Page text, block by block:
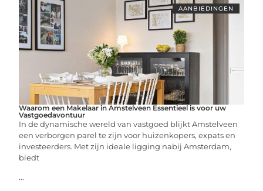
AANBIEDINGEN
Waarom een Makelaar in Amstelveen Essentieel is voor uw
Vastgoedavontuur
In de dynamische wereld van vastgoed blijkt Amstelveen
een verborgen parel te zijn voor huizenkopers, expats en
investeerders. Met zijn ideale ligging nabij Amsterdam,
biedt
...